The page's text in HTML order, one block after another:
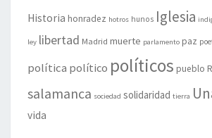
Historia honradez hotros hunos Iglesia
ley libertad Madrid muerte parlamento paz
política político políticos pueblo
salamanca sociedad solidaridad tierra
vida